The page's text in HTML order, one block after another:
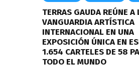
TERRAS GAUDA REÚNE A
VANGUARDIA ARTÍSTICA
INTERNACIONAL EN UNA
EXPOSICIÓN ÚNICA EN
1.654 CARTELES DE 58
TODO EL MUNDO